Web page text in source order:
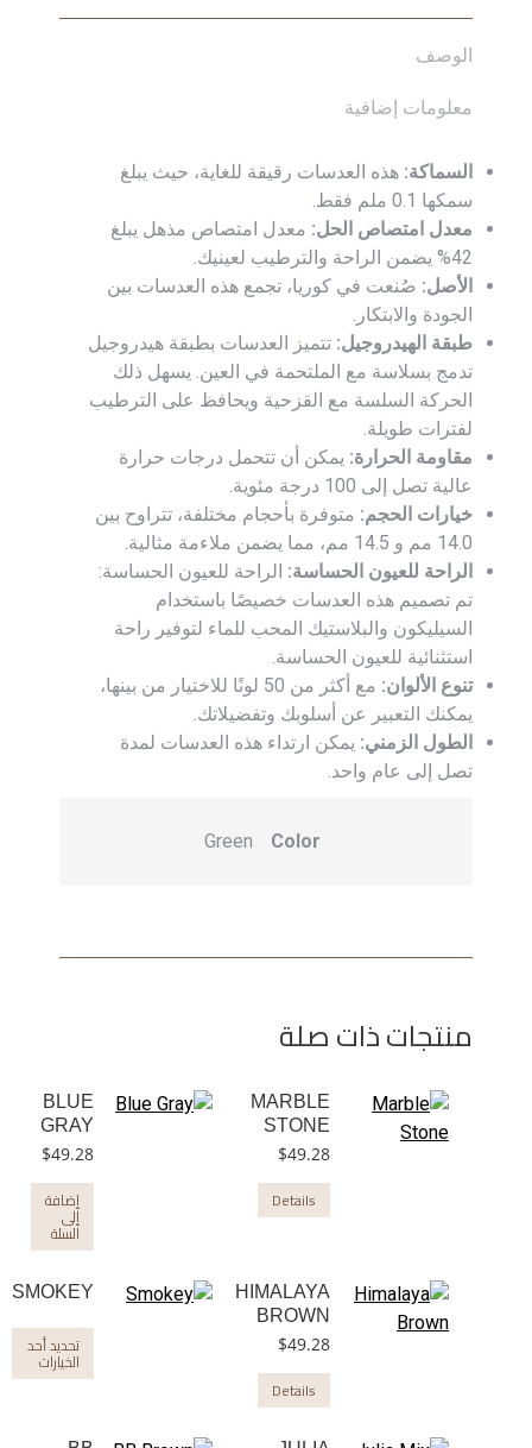
الوصف
معلومات إضافية
السماكة: هذه العدسات رقيقة للغاية، حيث يبلغ
سمكها 0.1 ملم فقط.
معدل امتصاص الحل: معدل امتصاص مذهل يبلغ
42% يضمن الراحة والترطيب لعينيك.
الأصل: صُنعت في كوريا، تجمع هذه العدسات بين
الجودة والابتكار.
طبقة الهيدروجيل: تتميز العدسات بطبقة هيدروجيل
تدمج بسلاسة مع الملتحمة في العين. يسهل ذلك
الحركة السلسة مع القزحية ويحافظ على الترطيب
لفترات طويلة.
مقاومة الحرارة: يمكن أن تتحمل درجات حرارة
عالية تصل إلى 100 درجة مئوية.
خيارات الحجم: متوفرة بأحجام مختلفة، تتراوح بين
14.0 مم و 14.5 مم، مما يضمن ملاءمة مثالية.
الراحة للعيون الحساسة: الراحة للعيون الحساسة:
تم تصميم هذه العدسات خصيصًا باستخدام
السيليكون والبلاستيك المحب للماء لتوفير راحة
استثنائية للعيون الحساسة.
تنوع الألوان:
مع أكثر من 50 لونًا للاختيار من بينها،
يمكنك التعبير عن أسلوبك وتفضيلاتك.
الطول الزمني: يمكن ارتداء هذه العدسات لمدة
تصل إلى عام واحد.
Color
Green
منتجات ذات صلة
MARBLE
STONE
$49.28
Details
BLUE
GRAY
$49.28
إضافة
إلى
السلة
HIMALAYA
BROWN
$49.28
Details
SMOKEY
تحديد أحد
الخيارات